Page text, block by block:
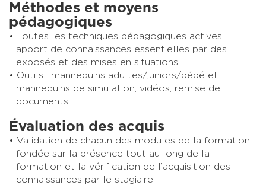
Méthodes et moyens
pédagogiques
Toutes les techniques pédagogiques actives :
apport de connaissances essentielles par des
exposés et des mises en situations.
Outils : mannequins adultes/juniors/bébé et
mannequins de simulation, vidéos, remise de
documents.
Évaluation des acquis
Validation de chacun des modules de la formation
fondée sur la présence tout au long de la
formation et la vérification de l’acquisition des
connaissances par le stagiaire.